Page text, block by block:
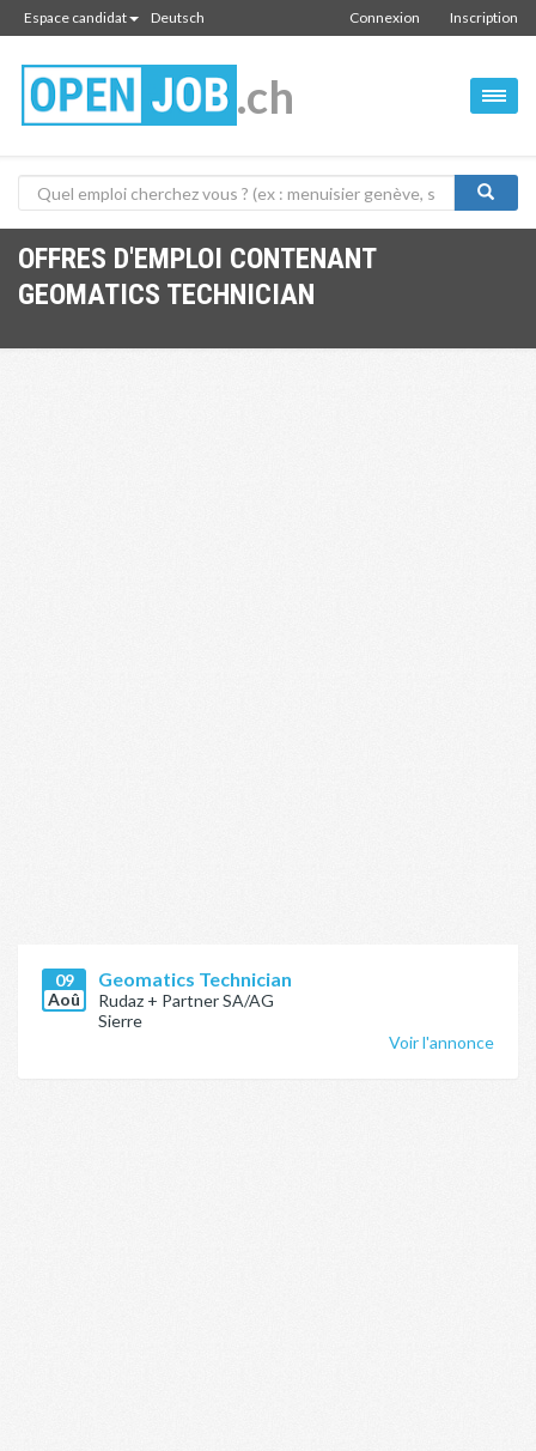
Espace candidat Deutsch Inscription
Connexion
.ch
OFFRES D'EMPLOI CONTENANT
GEOMATICS TECHNICIAN
09
Aoû
Geomatics Technician
Rudaz + Partner SA/AG
Sierre
Voir l'annonce